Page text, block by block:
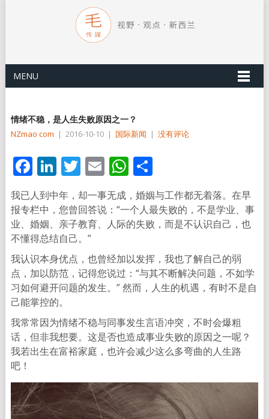
MENU
情绪不稳，是人生失败原因之一？
NZmao com | 2016-10-10 | 国际新闻 | 没有评论
Facebook
LinkedIn
Twitter
EmailWhatsApp
分
享
我已人到中年，却一事无成，婚姻与工作都无着落。在早
报专栏中，您曾回答说：“一个人最失败的，不是学业、事
业、婚姻、亲子教育、人际的失败，而是不认识自己，也
不懂得总结自己。”
我认识本身优点，也曾经加以发挥，我也了解自己的弱
点，加以防范，记得您说过：“与其不断解决问题，不如学
习如何避开问题的发生。” 然而，人生的机遇，有时不是自
己能掌控的。
我常常因为情绪不稳与同事发生言语冲突，不时会爆粗
话，但非我想要。这是否也造成事业失败的原因之一呢？
我若出生在富裕家庭，也许会减少这么多弯曲的人生路
吧！